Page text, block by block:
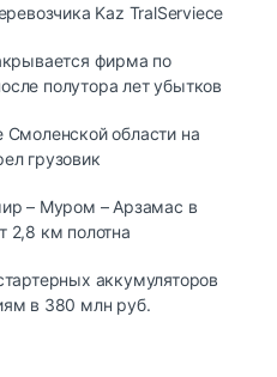
Kaz TralServiece
фирма по
полутора лет убытков
области на
грузовик
– Муром – Арзамас в
2,8 км полотна
аккумуляторов
в 380 млн руб.